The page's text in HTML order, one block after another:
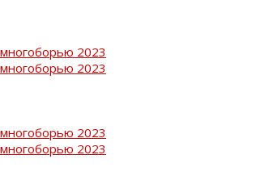
2023
2023
2023
2023